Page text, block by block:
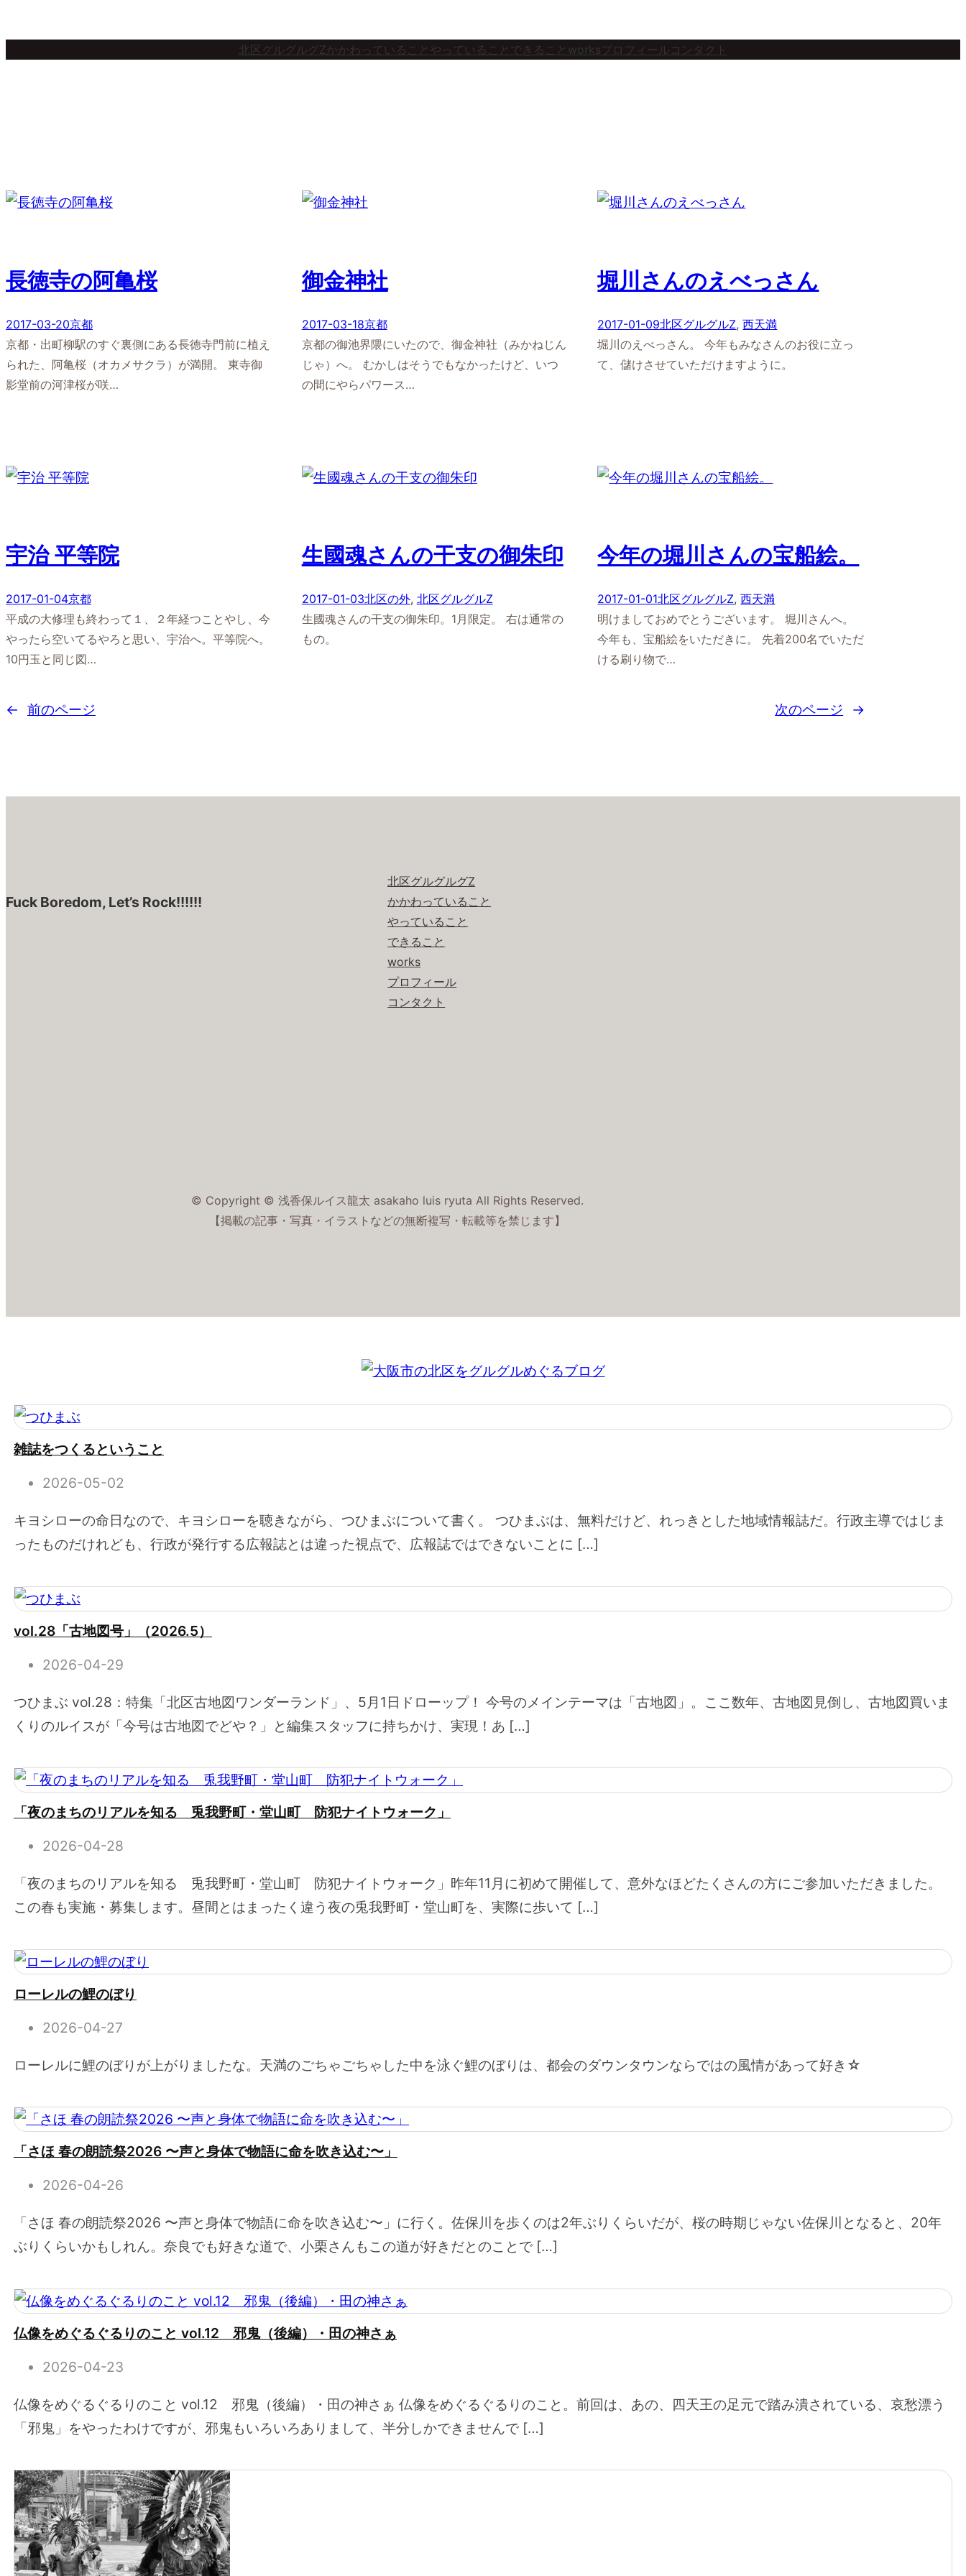
容
を
北区グルグルグZかかわっていること やっていること できること worksプロフィール コンタクト
長徳寺の阿亀桜
2017-03-20京都
京都・出町柳駅のすぐ裏側にある長徳寺門前に植え
られた、阿亀桜（オカメサクラ）が満開。 東寺御
影堂前の河津桜が咲…
御金神社
2017-03-18京都
京都の御池界隈にいたので、御金神社（みかねじん
じゃ）へ。 むかしはそうでもなかったけど、いつ
の間にやらパワース…
堀川さんのえべっさん
2017-01-09北区グルグルZ, 西天満
堀川のえべっさん。 今年もみなさんのお役に立っ
て、儲けさせていただけますように。
宇治 平等院
2017-01-04京都
平成の大修理も終わって１、２年経つことやし、今
やったら空いてるやろと思い、宇治へ。平等院へ。
10円玉と同じ図…
生國魂さんの干支の御朱印
2017-01-03北区の外, 北区グルグルZ
生國魂さんの干支の御朱印。1月限定。 右は通常の
もの。
今年の堀川さんの宝船絵。
2017-01-01北区グルグルZ, 西天満
明けましておめでとうございます。 堀川さんへ。
今年も、宝船絵をいただきに。 先着200名でいただ
ける刷り物で…
← 前のページ 次のページ →
Fuck Boredom, Let’s Rock!!!!!!
北区グルグルグZ
かかわっていること
やっていること
できること
works
プロフィール
コンタクト
© Copyright © 浅香保ルイス龍太 asakaho luis ryuta All Rights Reserved.
【掲載の記事・写真・イラストなどの無断複写・転載等を禁じます】
雑誌をつくるということ
2026-05-02
キヨシローの命日なので、キヨシローを聴きながら、つひまぶについて書く。 つひまぶは、無料だけど、れっきとした地域情報誌だ。行政主導ではじま
ったものだけれども、行政が発行する広報誌とは違った視点で、広報誌ではできないことに […]
vol.28「古地図号」（2026.5）
2026-04-29
つひまぶ vol.28：特集「北区古地図ワンダーランド」、5月1日ドローップ！ 今号のメインテーマは「古地図」。ここ数年、古地図見倒し、古地図買いま
くりのルイスが「今号は古地図でどや？」と編集スタッフに持ちかけ、実現！あ […]
「夜のまちのリアルを知る 兎我野町・堂山町 防犯ナイトウォーク」
2026-04-28
「夜のまちのリアルを知る 兎我野町・堂山町 防犯ナイトウォーク」昨年11月に初めて開催して、意外なほどたくさんの方にご参加いただきました。
この春も実施・募集します。昼間とはまったく違う夜の兎我野町・堂山町を、実際に歩いて […]
ローレルの鯉のぼり
2026-04-27
ローレルに鯉のぼりが上がりましたな。天満のごちゃごちゃした中を泳ぐ鯉のぼりは、都会のダウンタウンならではの風情があって好き☆
「さほ 春の朗読祭2026 〜声と身体で物語に命を吹き込む〜」
2026-04-26
「さほ 春の朗読祭2026 〜声と身体で物語に命を吹き込む〜」に行く。佐保川を歩くのは2年ぶりくらいだが、桜の時期じゃない佐保川となると、20年
ぶりくらいかもしれん。奈良でも好きな道で、小栗さんもこの道が好きだとのことで […]
仏像をめぐるぐるりのこと vol.12 邪鬼（後編）・田の神さぁ
2026-04-23
仏像をめぐるぐるりのこと vol.12 邪鬼（後編）・田の神さぁ 仏像をめぐるぐるりのこと。前回は、あの、四天王の足元で踏み潰されている、哀愁漂う
「邪鬼」をやったわけですが、邪鬼もいろいろありまして、半分しかできませんで […]